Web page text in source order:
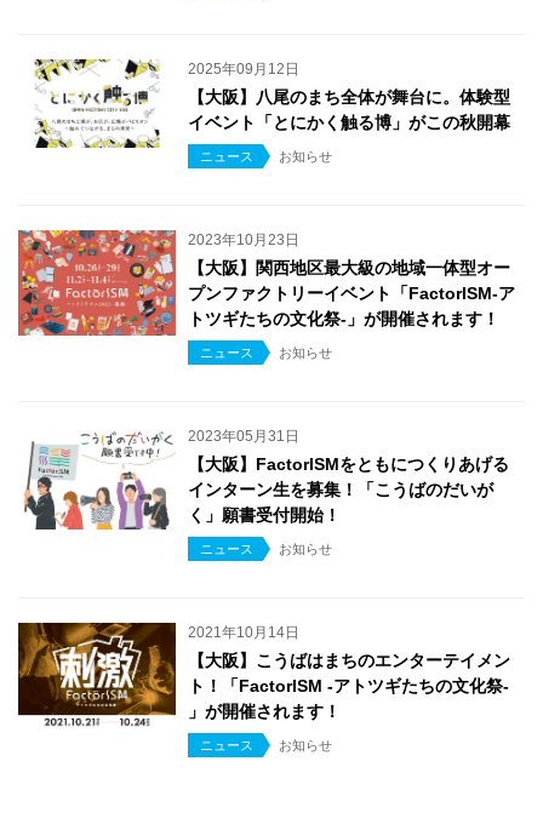
2025年09月12日
【大阪】八尾のまち全体が舞台に。体験型
イベント「とにかく触る博」がこの秋開幕
ニュース お知らせ
2023年10月23日
【大阪】関西地区最大級の地域一体型オー
プンファクトリーイベント「FactorISM-ア
トツギたちの文化祭-」が開催されます！
ニュース お知らせ
2023年05月31日
【大阪】FactorISMをともにつくりあげる
インターン生を募集！「こうばのだいが
く」願書受付開始！
ニュース お知らせ
2021年10月14日
【大阪】こうばはまちのエンターテイメン
ト！「FactorISM -アトツギたちの文化祭-
」が開催されます！
ニュース お知らせ